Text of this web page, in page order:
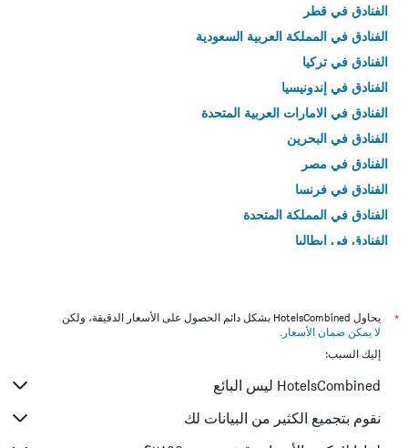
الفنادق في قطر
الفنادق في المملكة العربية السعودية
الفنادق في تركيا
الفنادق في إندونيسيا
الفنادق في الامارات العربية المتحدة
الفنادق في البحرين
الفنادق في مصر
الفنادق في فرنسا
الفنادق في المملكة المتحدة
الفنادق في إيطاليا
*
يحاول HotelsCombined بشكل دائم الحصول على الأسعار الدقيقة، ولكن
لا يمكن ضمان الأسعار .
إليك السبب:
HotelsCombined ليس البائع
نقوم بتجميع الكثير من البيانات لك